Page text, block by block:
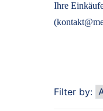
Ihre
Filter by: